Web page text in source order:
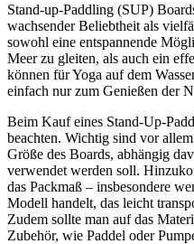
Stand-up-Paddling (SUP)
wachsender Beliebtheit als
sowohl eine entspannende
Meer zu gleiten, als auch ein
können für Yoga auf dem
einfach nur zum Genießen der
Beim Kauf eines Stand-Up-
beachten. Wichtig sind vor
Größe des Boards, abhängig
verwendet werden soll.
das Packmaß – insbesondere
Modell handelt, das leicht
Zudem sollte man auf das
Zubehör, wie Paddel oder